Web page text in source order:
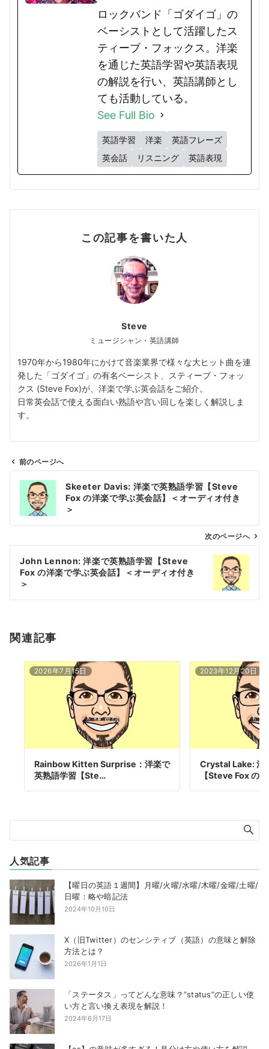
ロックバンド「ゴダイゴ」の
ベーシストとして活躍したス
ティーブ・フォックス。洋楽
を通じた英語学習や英語表現
の解説を行い、英語講師とし
ても活動している。
See Full Bio
英語学習 洋楽
英語フレーズ
英会話
リスニング 英語表現
この記事を書いた人
Steve
ミュージシャン・英語講師
1970年から1980年にかけて音楽業界で様々な大ヒット曲を連
発した「ゴダイゴ」の有名ベーシスト、スティーブ・フォッ
クス (Steve Fox)が、洋楽で学ぶ英会話をご紹介。
日常英会話で使える面白い熟語や言い回しを楽しく解説しま
す。
ン
前のページへ
Skeeter Davis: 洋楽で英熟語学習【Steve
Fox の洋楽で学ぶ英会話】＜オーディオ付き
＞
次のページへ
John Lennon: 洋楽で英熟語学習【Steve
Fox の洋楽で学ぶ英会話】＜オーディオ付き
＞
関連記事
2026年7月15日
Rainbow Kitten Surprise：洋楽で
英熟語学習【Ste…
2023年12月20日
Crystal Lake: 洋
【Steve Fox の
人気記事
【曜日の英語１週間】月曜/火曜/水曜/木曜/金曜/土曜/
日曜：略や暗記法
2024年10月10日
X（旧Twitter）のセンシティブ（英語）の意味と解除
方法とは？
2026年1月1日
「ステータス」ってどんな意味？”status”の正しい使
い方と言い換え表現を解説！
2024年6月17日